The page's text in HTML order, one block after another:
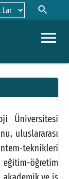
search
menu
Üniversitesi
uluslararası
teknikleri
öğretim